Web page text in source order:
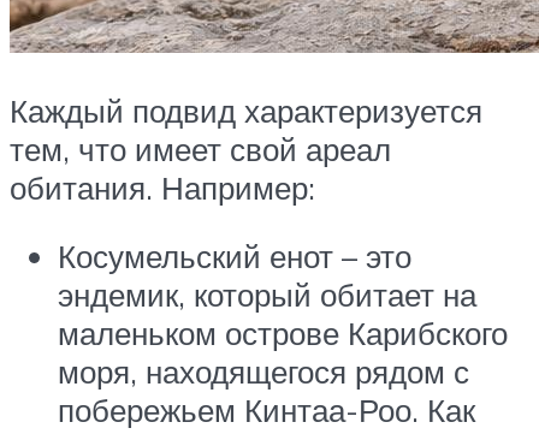
Каждый подвид характеризуется
тем, что имеет свой ареал
обитания. Например:
Косумельский енот – это
эндемик, который обитает на
маленьком острове Карибского
моря, находящегося рядом с
побережьем Кинтаа-Роо. Как